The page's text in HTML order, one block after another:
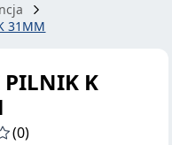
31MM
K
(0)